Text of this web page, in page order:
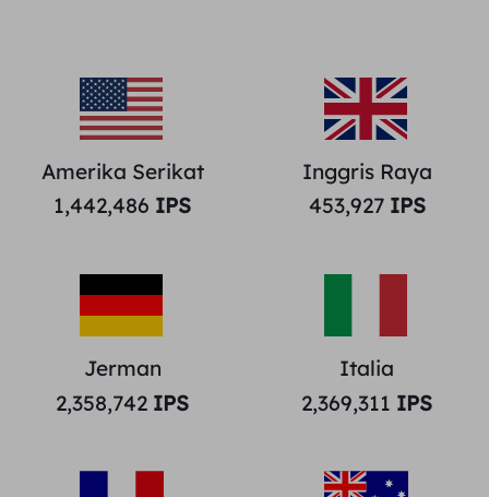
Amerika Serikat
1,442,486 IPS
Inggris Raya
453,927IPS
Jerman
2,358,742 IPS
Italia
2,369,311 IPS